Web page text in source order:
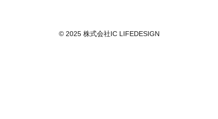
© 2025 株式会社IC LIFEDESIGN